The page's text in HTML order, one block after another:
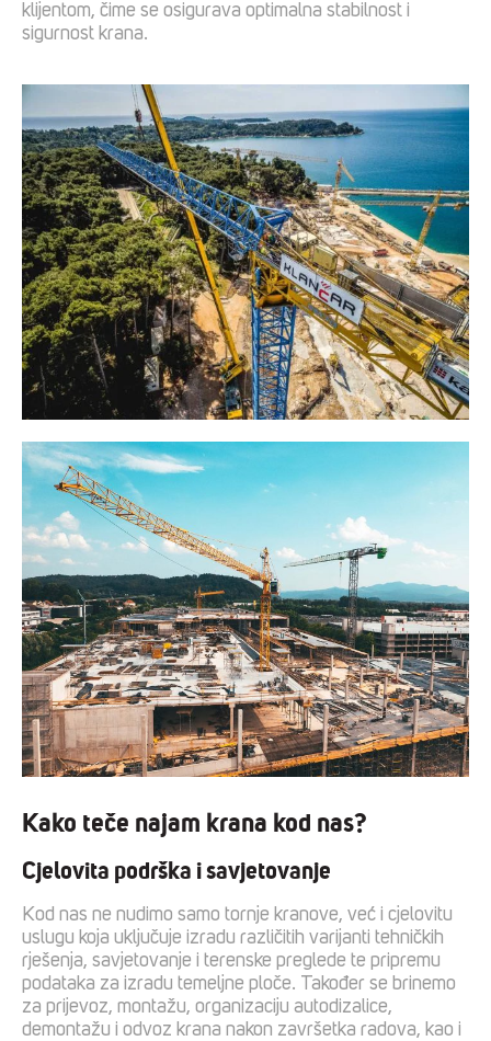
klijentom, čime se osigurava optimalna stabilnost i
sigurnost krana.
Kako teče najam krana kod nas?
Cjelovita podrška i savjetovanje
Kod nas ne nudimo samo tornje kranove, već i cjelovitu
uslugu koja uključuje izradu različitih varijanti tehničkih
rješenja, savjetovanje i terenske preglede te pripremu
podataka za izradu temeljne ploče. Također se brinemo
za prijevoz, montažu, organizaciju autodizalice,
demontažu i odvoz krana nakon završetka radova, kao i